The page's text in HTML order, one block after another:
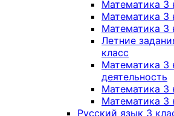
Математика 3
Математика 3
Математика 3
Летние
класс
Математика 3
деятельность
Математика 3
Математика 3
Русский язык 3